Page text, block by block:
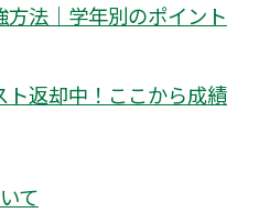
方法｜学年別のポイント
ト返却中！ここから成績
て